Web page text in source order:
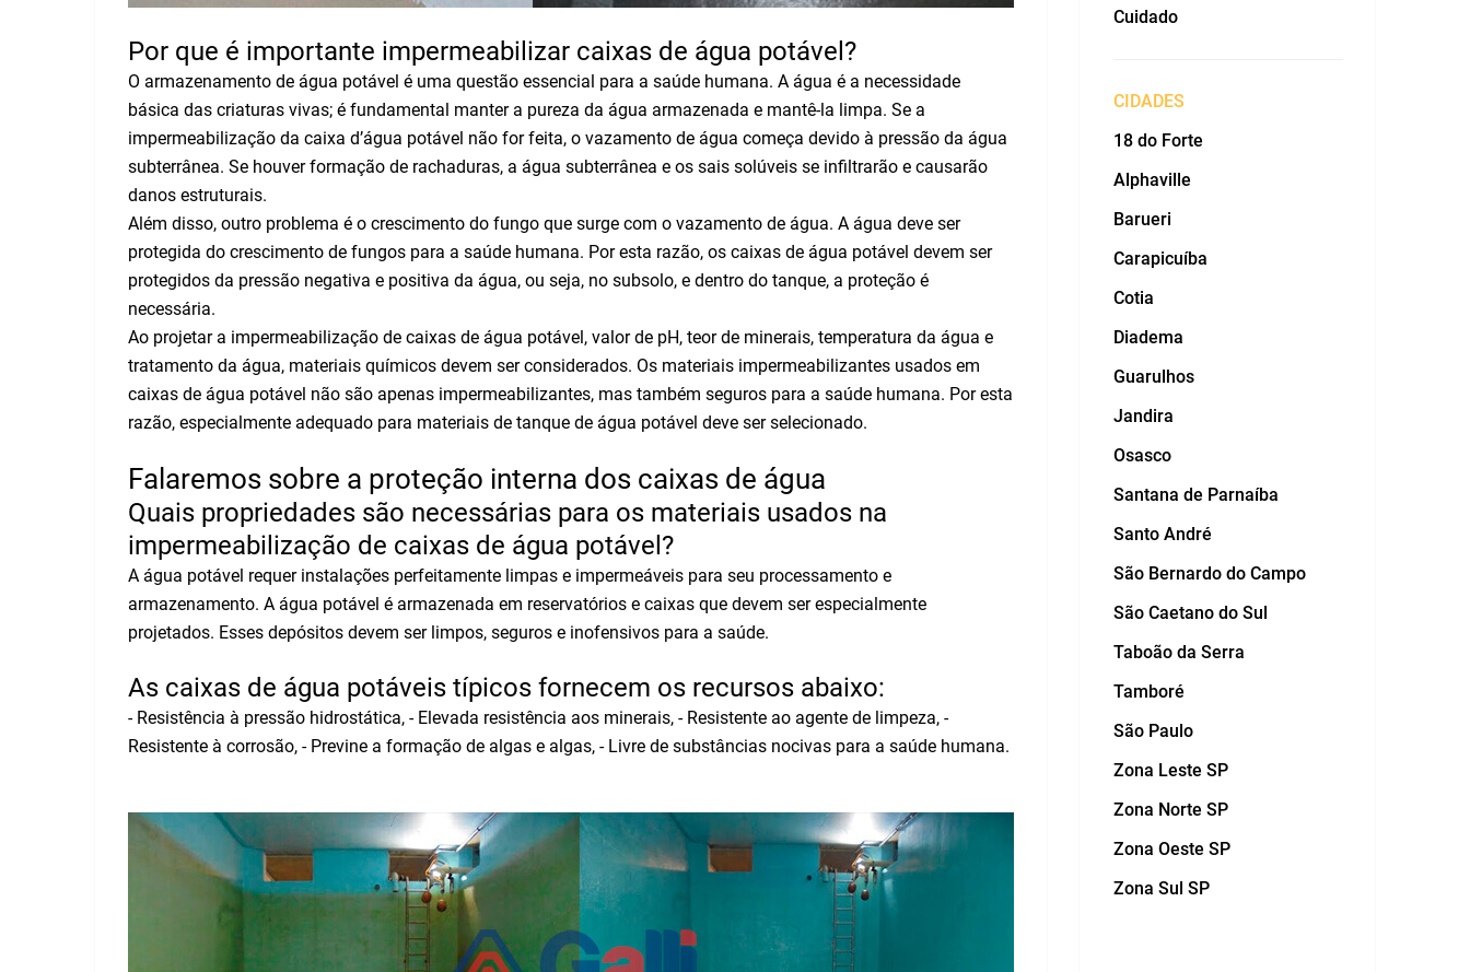
Por que é importante impermeabilizar caixas de água potável?
O armazenamento de água potável é uma questão essencial para a saúde humana. A água é a necessidade
básica das criaturas vivas; é fundamental manter a pureza da água armazenada e mantê-la limpa. Se a
impermeabilização da caixa d’água potável não for feita, o vazamento de água começa devido à pressão da água
subterrânea. Se houver formação de rachaduras, a água subterrânea e os sais solúveis se infiltrarão e causarão
danos estruturais.
Além disso, outro problema é o crescimento do fungo que surge com o vazamento de água. A água deve ser
protegida do crescimento de fungos para a saúde humana. Por esta razão, os caixas de água potável devem ser
protegidos da pressão negativa e positiva da água, ou seja, no subsolo, e dentro do tanque, a proteção é
necessária.
Ao projetar a impermeabilização de caixas de água potável, valor de pH, teor de minerais, temperatura da água e
tratamento da água, materiais químicos devem ser considerados. Os materiais impermeabilizantes usados em
caixas de água potável não são apenas impermeabilizantes, mas também seguros para a saúde humana. Por esta
razão, especialmente adequado para materiais de tanque de água potável deve ser selecionado.
Falaremos sobre a proteção interna dos caixas de água
Quais propriedades são necessárias para os materiais usados na
impermeabilização de caixas de água potável?
A água potável requer instalações perfeitamente limpas e impermeáveis para seu processamento e
armazenamento. A água potável é armazenada em reservatórios e caixas que devem ser especialmente
projetados. Esses depósitos devem ser limpos, seguros e inofensivos para a saúde.
As caixas de água potáveis típicos fornecem os recursos abaixo:
- Resistência à pressão hidrostática, - Elevada resistência aos minerais, - Resistente ao agente de limpeza, -
Resistente à corrosão, - Previne a formação de algas e algas, - Livre de substâncias nocivas para a saúde humana.
Cuidado
CIDADES
18 do Forte
Alphaville
Barueri
Carapicuíba
Cotia
Diadema
Guarulhos
Jandira
Osasco
Santana de Parnaíba
Santo André
São Bernardo do Campo
São Caetano do Sul
Taboão da Serra
Tamboré
São Paulo
Zona Leste SP
Zona Norte SP
Zona Oeste SP
Zona Sul SP